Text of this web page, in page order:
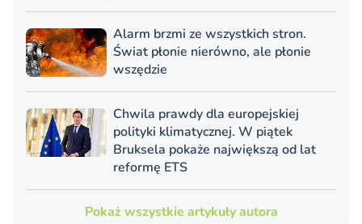
Alarm brzmi ze wszystkich stron.
Świat płonie nierówno, ale płonie
wszędzie
Chwila prawdy dla europejskiej
polityki klimatycznej. W piątek
Bruksela pokaże największą od lat
reformę ETS
Pokaż wszystkie artykuły autora